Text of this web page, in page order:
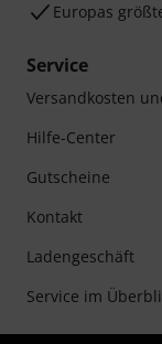
Europas
Service
Versandkosten
Hilfe-Center
Gutscheine
Kontakt
Ladengeschäft
Service im